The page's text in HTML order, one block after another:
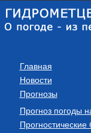
Главная
Новости
Прогнозы
Прогноз погоды